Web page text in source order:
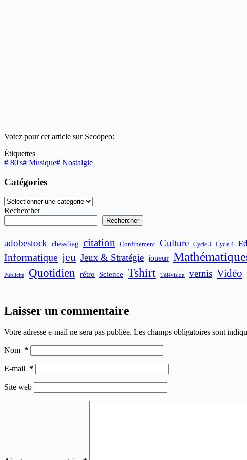
Votez pour cet article sur Scoopeo:
Étiquettes
# 80's# Musique# Nostalgie
Catégories
Catégories
Rechercher
Rechercher
adobestock chessdiag citation Confinement Culture Cycle 3 Cycle 4
Informatique jeu Jeux & Stratégie joueur
Publicité Quotidien rétro Science Tshirt Télévision vernis Vidéo
Laisser un commentaire
Votre adresse e-mail ne sera pas publiée. Les champs obligatoires sont
Nom *
E-mail *
Site web